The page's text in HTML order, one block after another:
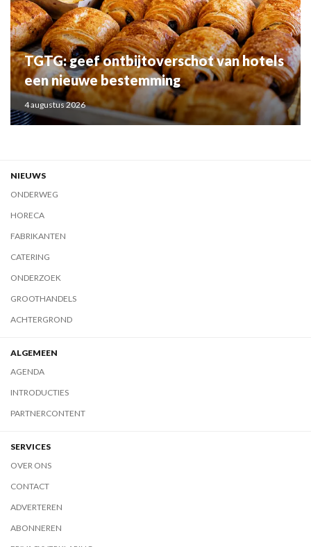
TGTG: geef ontbijtoverschot van hotels
een nieuwe bestemming
4 augustus 2026
NIEUWS
ONDERWEG
HORECA
FABRIKANTEN
CATERING
ONDERZOEK
GROOTHANDELS
ACHTERGROND
ALGEMEEN
AGENDA
INTRODUCTIES
PARTNERCONTENT
SERVICES
OVER ONS
CONTACT
ADVERTEREN
ABONNEREN